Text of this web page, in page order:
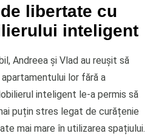
libertate cu
inteligent
Andreea și Vlad au reușit să
lor fără a
inteligent le-a permis să
puțin stres legat de curățenie
mai mare în utilizarea spațiului.